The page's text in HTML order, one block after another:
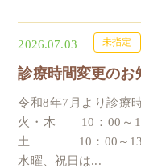
2026.07.03 未指定
診療時間変更のお
令和8年7月より診
火・木 10：00～
土 10：00～13
水曜、祝日は...